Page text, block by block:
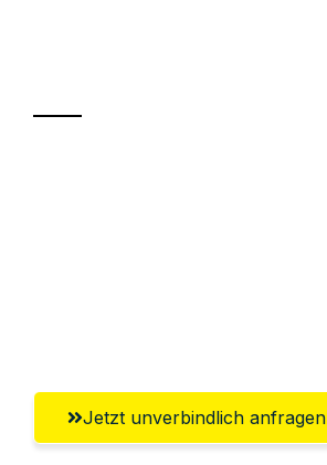
Jetzt unverbindlich anfragen